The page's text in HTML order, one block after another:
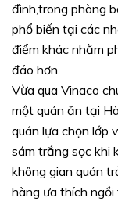
đình,trong phòng
phổ biến tại các
điểm khác nhằm
đáo hơn.
Vừa qua Vinaco
một quán ăn tại
quán lựa chọn lớp
sám trắng sọc khi
không gian quán
hàng ưa thích ngồi